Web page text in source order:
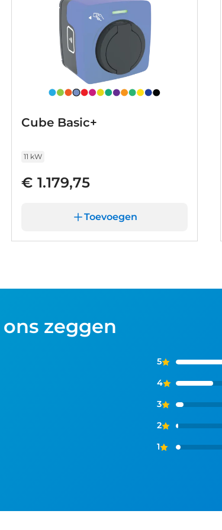
veilig onderweg. We kunnen ons
laten de auto graag aan u zien, dan vertellen
u eventueel kunnen bieden.
Cube Basic+
11 kW
€ 1.179,75
Toevoegen
zeggen
5
4
3
2
1